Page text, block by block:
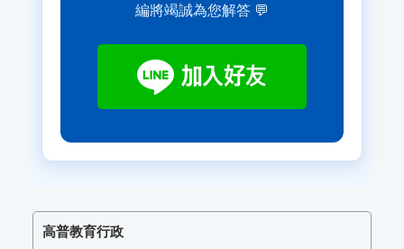
編將竭誠為您解答 💬
高普教育行政